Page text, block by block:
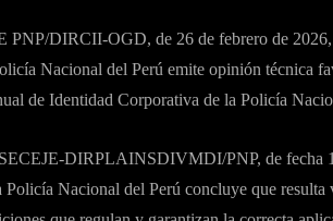
PNP/DIRCII-OGD, de 26 de febrero de
Nacional del Perú emite opinión técnica
de Identidad Corporativa de la Policía
DIRPLAINSDIVMDI/PNP, de fecha
Nacional del Perú concluye que resulta